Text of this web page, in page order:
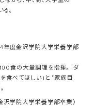
。
年度金沢学院大学栄養学部
食の大量調理を指揮。「ダ
食べてほしい」と〝家族目
沢学院大学栄養学部卒業）